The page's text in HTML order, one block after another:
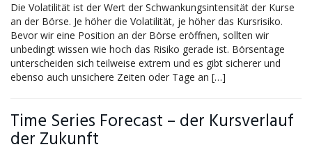
Die Volatilität ist der Wert der Schwankungsintensität der Kurse
an der Börse. Je höher die Volatilität, je höher das Kursrisiko.
Bevor wir eine Position an der Börse eröffnen, sollten wir
unbedingt wissen wie hoch das Risiko gerade ist. Börsentage
unterscheiden sich teilweise extrem und es gibt sicherer und
ebenso auch unsichere Zeiten oder Tage an […]
Time Series Forecast – der Kursverlauf
der Zukunft